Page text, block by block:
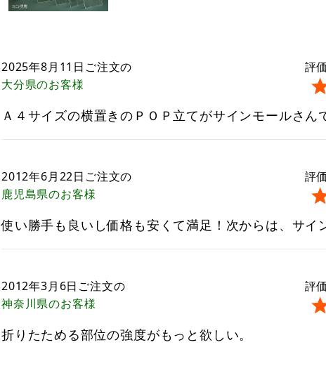
2025年8月11日 ご注文の
大分県のお客様
評
Ａ４サイズの横置きのＰＯＰ立てがサインモールさ
2012年6月22日 ご注文の
鹿児島県のお客様
評
使い勝手も良いし価格も安くて満足！次からは、サイ
2012年3月6日 ご注文の
神奈川県のお客様
評
折りたためる部位の強度がもっと欲しい。